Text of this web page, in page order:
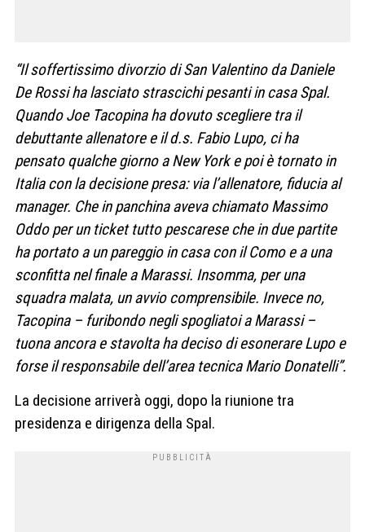
“Il soffertissimo divorzio di San Valentino da Daniele
De Rossi ha lasciato strascichi pesanti in casa Spal.
Quando Joe Tacopina ha dovuto scegliere tra il
debuttante allenatore e il d.s. Fabio Lupo, ci ha
pensato qualche giorno a New York e poi è tornato in
Italia con la decisione presa: via l’allenatore, fiducia al
manager. Che in panchina aveva chiamato Massimo
Oddo per un ticket tutto pescarese che in due partite
ha portato a un pareggio in casa con il Como e a una
sconfitta nel finale a Marassi. Insomma, per una
squadra malata, un avvio comprensibile. Invece no,
Tacopina – furibondo negli spogliatoi a Marassi –
tuona ancora e stavolta ha deciso di esonerare Lupo e
forse il responsabile dell’area tecnica Mario Donatelli”.
La decisione arriverà oggi, dopo la riunione tra
presidenza e dirigenza della Spal.